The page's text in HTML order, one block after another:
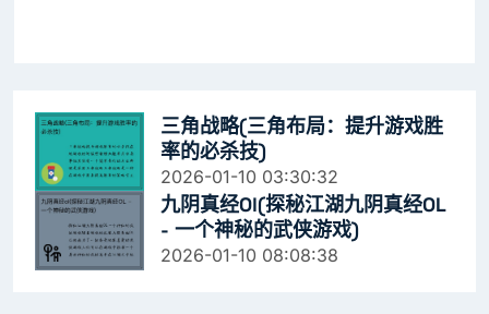
三角战略(三角布局：提升游戏胜
率的必杀技)
2026-01-10 03:30:32
九阴真经ol(探秘江湖九阴真经OL
- 一个神秘的武侠游戏)
2026-01-10 08:08:38